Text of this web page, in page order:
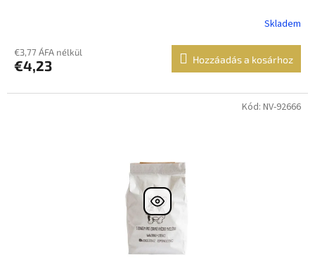
Skladem
€3,77 ÁFA nélkül
€4,23 Hozzáadás a kosárhoz
Kód: NV-92666